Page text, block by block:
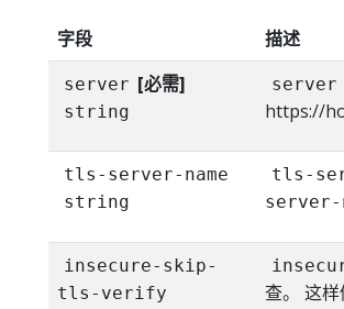
字段 描述
server [必需]
string
server
https://
tls-server-name
string
tls-
server-
insecure-skip-
tls-verify
查。 这